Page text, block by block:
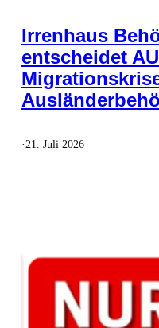
Irrenhaus
entscheidet
· 21. Juli 2026